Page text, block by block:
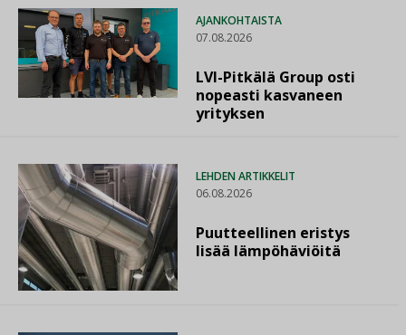
AJANKOHTAISTA
07.08.2026
LVI-Pitkälä Group osti
nopeasti kasvaneen
yrityksen
LEHDEN ARTIKKELIT
06.08.2026
Puutteellinen eristys
lisää lämpöhäviöitä